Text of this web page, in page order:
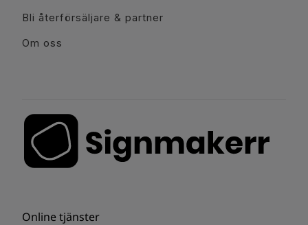
Bli återförsäljare & partner
Om oss
Online tjänster